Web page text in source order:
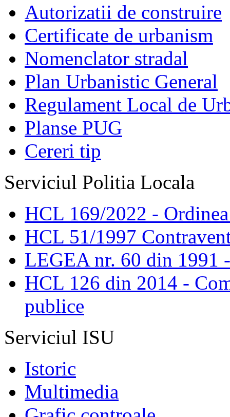
Autorizatii de construire
Certificate de urbanism
Nomenclator stradal
Plan Urbanistic General
Regulament Local de
Planse PUG
Cereri tip
Serviciul Politia Locala
HCL 169/2022 -
HCL 51/1997
LEGEA nr. 60 din 1991
HCL 126 din 2014 -
publice
Serviciul ISU
Istoric
Multimedia